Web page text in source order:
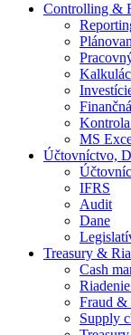
Controlling &
MS
Účtovníctvo,
IFRS
Audit
Dane
Treasury &
Cash
Fraud &
Supply